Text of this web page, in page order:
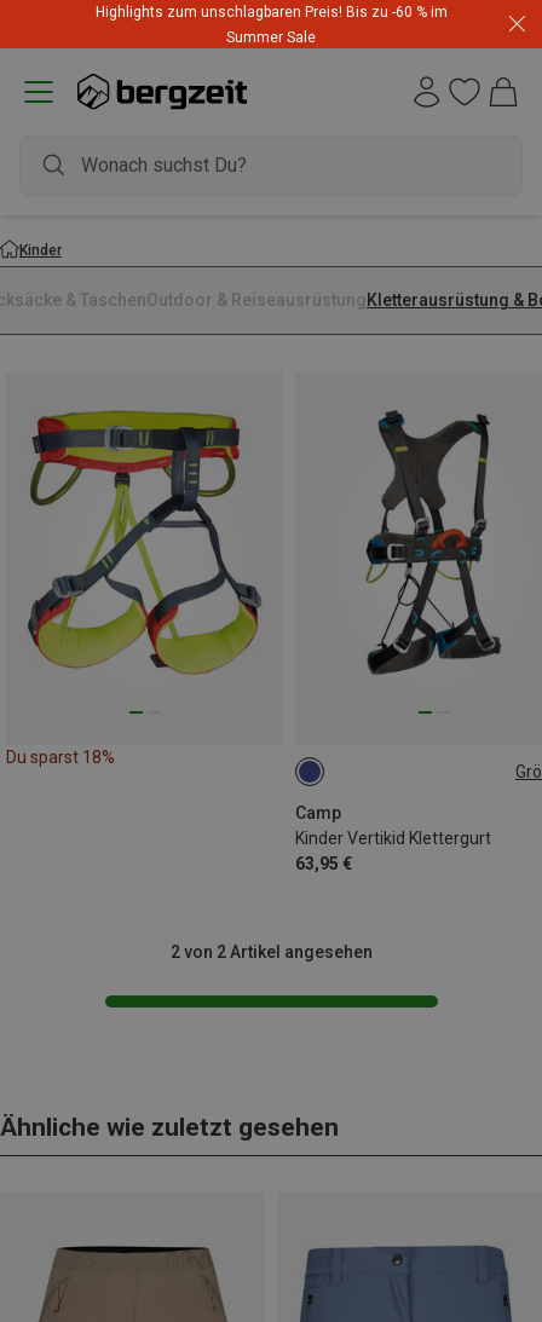
Highlights zum unschlagbaren Preis! Bis zu -60 % im
Summer Sale
Kinder
& TaschenOutdoor & Reiseausrüstung Kletterausrüstung &
Du sparst 18%
Camp
Kinder Vertikid Klettergurt
63,95 €
ONE SIZE
2 von 2 Artikel angesehen
Ähnliche wie zuletzt gesehen